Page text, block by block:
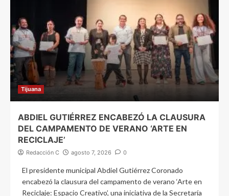
Tijuana
ABDIEL GUTIÉRREZ ENCABEZÓ LA CLAUSURA
DEL CAMPAMENTO DE VERANO ‘ARTE EN
RECICLAJE’
Redacción C agosto 7, 2026 0
El presidente municipal Abdiel Gutiérrez Coronado
encabezó la clausura del campamento de verano ‘Arte en
Reciclaje: Espacio Creativo’, una iniciativa de la Secretaría